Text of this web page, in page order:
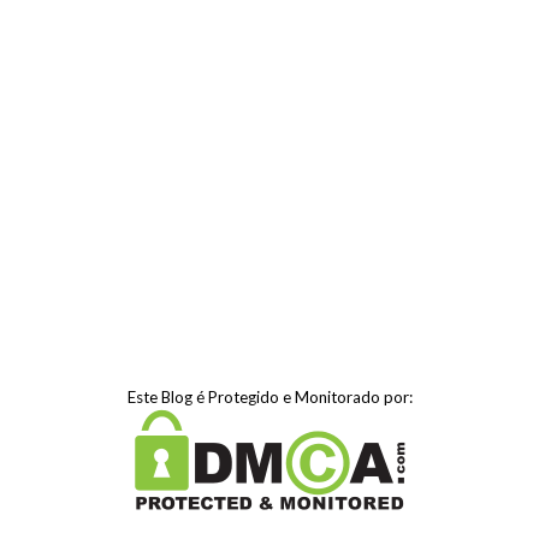
Este Blog é Protegido e Monitorado por: